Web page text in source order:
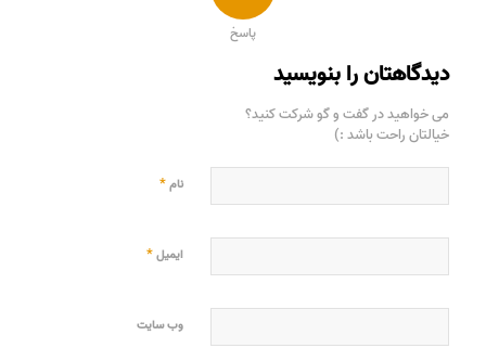
پاسخ
دیدگاهتان را بنویسید
می خواهید در گفت و گو شرکت کنید؟
خیالتان راحت باشد :)
نام*
ایمیل*
وب‌ سایت